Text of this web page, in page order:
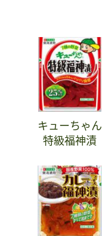
キューちゃん
特級福神漬